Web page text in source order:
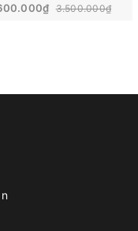
3.500.000₫